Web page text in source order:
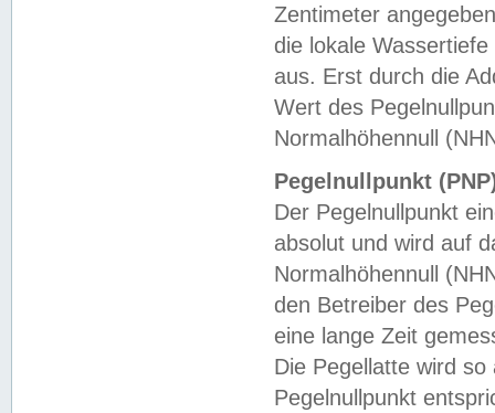
Zentimeter
die lokale
aus. Erst durch die
Wert des
Normalhöhennull
Pegelnullpunkt
Der Pegelnullpunkt
absolut und wird auf
Normalhöhennull
den Betreiber des
eine lange Zeit
Die Pegellatte wird
Pegelnullpunkt